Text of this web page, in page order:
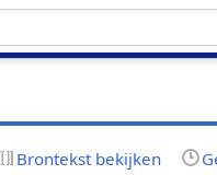
Brontekst bekijken